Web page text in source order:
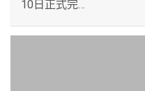
10日正式完…